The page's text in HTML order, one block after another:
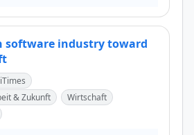
software industry toward
& Zukunft
Wirtschaft